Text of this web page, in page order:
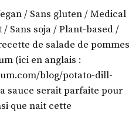
cru
/ Sans gluten / Medical
Sans soja / Plant-based /
de salade de pommes
(ici en anglais :
blog/potato-dill-
sauce serait parfaite pour
que nait cette